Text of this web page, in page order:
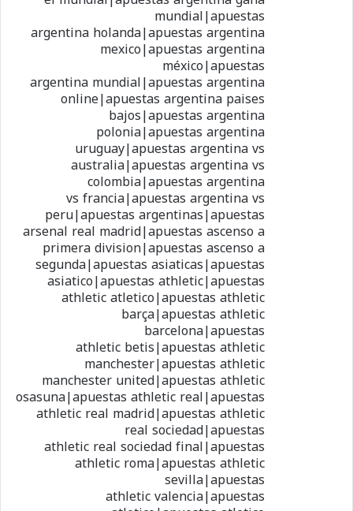
mundial|apuestas
argentina holanda|apuestas argentina
mexico|apuestas argentina
méxico|apuestas
argentina mundial|apuestas argentina
online|apuestas argentina paises
bajos|apuestas argentina
polonia|apuestas argentina
uruguay|apuestas argentina vs
australia|apuestas argentina vs
colombia|apuestas argentina
vs francia|apuestas argentina vs
peru|apuestas argentinas|apuestas
arsenal real madrid|apuestas ascenso a
primera division|apuestas ascenso a
segunda|apuestas asiaticas|apuestas
asiatico|apuestas athletic|apuestas
athletic atletico|apuestas athletic
barça|apuestas athletic
barcelona|apuestas
athletic betis|apuestas athletic
manchester|apuestas athletic
manchester united|apuestas athletic
osasuna|apuestas athletic real|apuestas
athletic real madrid|apuestas athletic
real sociedad|apuestas
athletic real sociedad final|apuestas
athletic roma|apuestas athletic
sevilla|apuestas
athletic valencia|apuestas